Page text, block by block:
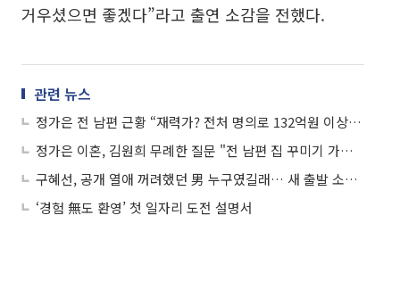
거우셨으면 좋겠다”라고 출연 소감을 전했다.
관련 뉴스
정가은 전 남편 근황 “재력가? 전처 명의로 132억원 이상 편취”
정가은 이혼, 김원희 무례한 질문 "전 남편 집 꾸미기 가능하냐"
구혜선, 공개 열애 꺼려했던 男 누구였길래… 새 출발 소식 전할까
‘경험 無도 환영’ 첫 일자리 도전 설명서